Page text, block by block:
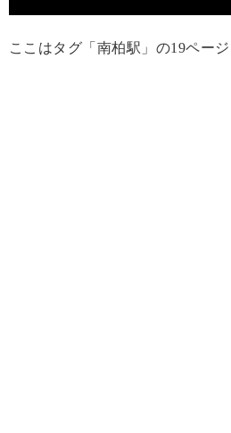
ここはタグ「南柏駅」の19ページ